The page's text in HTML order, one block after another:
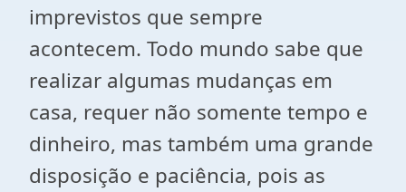
imprevistos que sempre
acontecem. Todo mundo sabe que
realizar algumas mudanças em
casa, requer não somente tempo e
dinheiro, mas também uma grande
disposição e paciência, pois as